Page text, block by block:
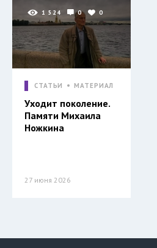
1 524 0 0
СТАТЬИ МАТЕРИАЛ
Уходит поколение.
Памяти Михаила
Ножкина
27 июня 2026